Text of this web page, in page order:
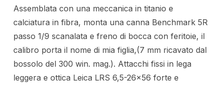
Assemblata con una meccanica in titanio e
calciatura in fibra, monta una canna Benchmark 5R
passo 1/9 scanalata e freno di bocca con feritoie, il
calibro porta il nome di mia figlia,(7 mm ricavato dal
bossolo del 300 win. mag.). Attacchi fissi in lega
leggera e ottica Leica LRS 6,5-26×56 forte e